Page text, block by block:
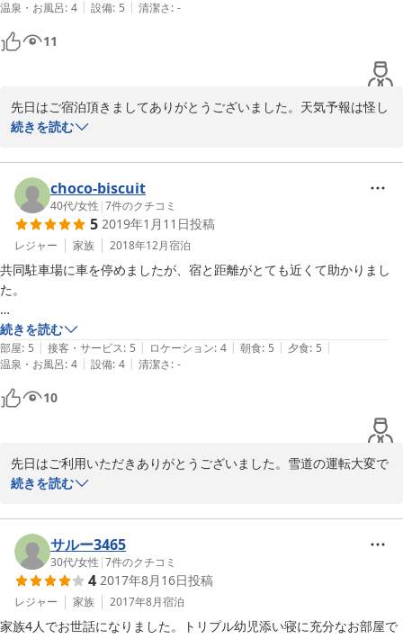
温泉・お風呂: 4 | 設備: 5 | 清潔さ: -
11
先日はご宿泊頂きましてありがとうございました。天気予報は怪し
い感じでしたが、カヌーの時間帯は晴れ間も出て本当に良かったで
リアです。散策したり遊歩道を探検するのもお勧めですよ。普段は
遠く離れたお友達通しが、年に１回は集まってご旅行されるとのこ
と、素敵です。またぜひ３人でお出かけくださいませ。心よりお待
ちしています！
2019-07-16
続きを読む
choco-biscuit
40代/女性 |7件のクチコミ
5 2019年1月11日投稿
レジャー 家族 2018年12月宿泊
共同駐車場に車を停めましたが、宿と距離がとても近くて助かりまし
た。
大晦日と元旦におせわになりました。
部屋は小さかったですけど、温かく清潔で快適でした。
晩御飯のスープもメインデッシュもデザートも美味しくいただきまし
た。
大晦日でしたから、年越しそばをふるまっていただき、長男はしっかり
続きを読む
部屋: 5 | 接客・サービス: 5 | ロケーション: 4 | 朝食: 5 | 夕食: 5 |
温泉・お風呂: 4 | 設備: 4 | 清潔さ: -
10
先日はご利用いただきありがとうございました。雪道の運転大変で
したね。
今シーズンはなかなか雪が降らずハラハラしましたが、年末にやっ
と形になってほっとした次第です。滞在期間、お天気はピーカンと
はいきませんでしたが、雪質はまずまずでしたので、グランデコも
楽しめたことでしょう。
夕食や年越しそばも喜んで頂けたようで、嬉しく思います。床暖房
続きを読む
サルー3465
30代/女性 |7件のクチコミ
4 2017年8月16日投稿
レジャー 家族 2017年8月宿泊
家族4人でお世話になりました。トリプル幼児添い寝に充分なお部屋で